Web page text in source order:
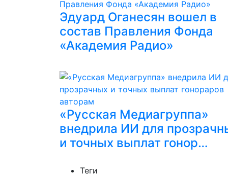
Эдуард Оганесян вошел в
состав Правления Фонда
«Академия Радио»
«Русская Медиагруппа»
внедрила ИИ для
и точных выплат гонор…
Теги